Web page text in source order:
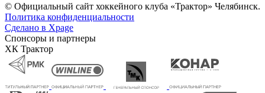
© Официальный сайт хоккейного клуба «Трактор» Челябинск.
Политика конфиденциальности
Сделано в Xpage
Спонсоры и партнеры
ХК Трактор